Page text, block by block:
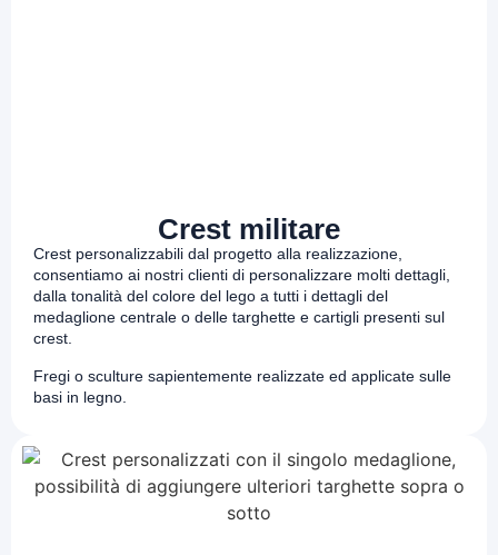
Crest militare
Crest personalizzabili dal progetto alla realizzazione,
consentiamo ai nostri clienti di personalizzare molti dettagli,
dalla tonalità del colore del lego a tutti i dettagli del
medaglione centrale o delle targhette e cartigli presenti sul
crest.
Fregi o sculture sapientemente realizzate ed applicate sulle
basi in legno.